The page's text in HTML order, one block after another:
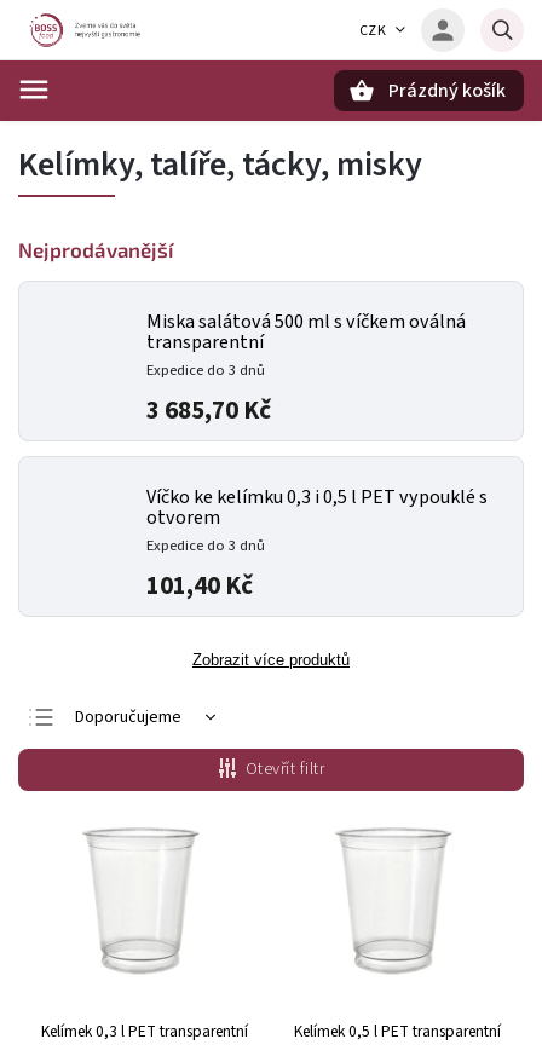
CZK
Prázdný košík
Kelímky, talíře, tácky, misky
Nejprodávanější
Miska salátová 500 ml s víčkem oválná
transparentní
Expedice do 3 dnů
3 685,70 Kč
Víčko ke kelímku 0,3 i 0,5 l PET vypouklé s
otvorem
Expedice do 3 dnů
101,40 Kč
Zobrazit více produktů
Doporučujeme
Nejlevnější
Nejdražší
Nejprodávanější
Abecedně
Otevřít filtr
Kelímek 0,3 l PET transparentní Kelímek 0,5 l PET transparentní